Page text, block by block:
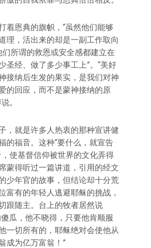
着恩典的旗帜，“虽然他们能够
理，活出来的却是一副工作取向
所谓的救恩或安全感都建立在
圣经、做了多少事工上”。“美好
接纳后生发的果实，是我们对神
的回应，而不是蒙神接纳的原
。
，就是许多人热衷的那种宣讲健
的福音。这种“要什么，就宣告
，使基督信仰被世界的文化弄得
蒙得听过一篇讲道，引用的经文
少年官的故事，但结论却十分荒
富有的年轻人逃避耶稣的挑战，
跟随主。台上的牧者居然说
瓜，他不晓得，只要他肯顺服
一切所有的，耶稣绝对会使他从
成为亿万富翁！”